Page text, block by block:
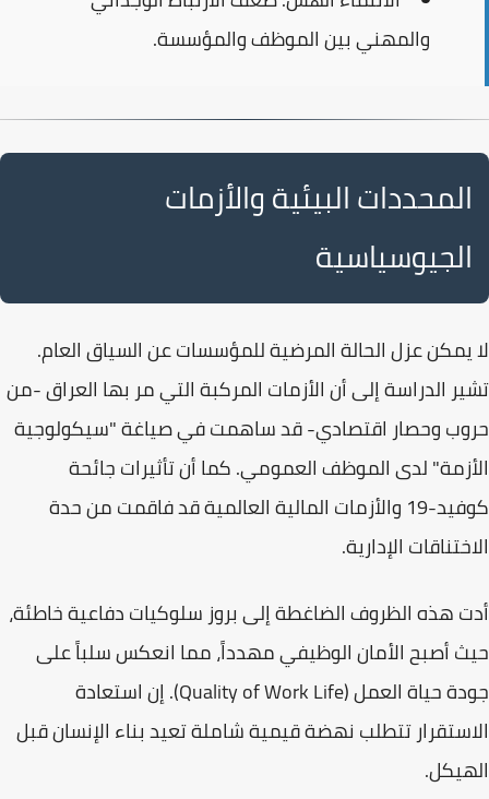
والمهني بين الموظف والمؤسسة.
المحددات البيئية والأزمات
الجيوسياسية
لا يمكن عزل الحالة المرضية للمؤسسات عن السياق العام.
تشير الدراسة إلى أنالأزمات المركبةالتي مر بها العراق -من
حروب وحصار اقتصادي- قد ساهمت في صياغة "سيكولوجية
الأزمة" لدى الموظف العمومي. كما أن تأثيراتجائحة
كوفيد-19
والأزمات المالية العالمية قد فاقمت من حدة
الاختناقات الإدارية.
أدت هذه الظروف الضاغطة إلى بروز سلوكيات دفاعية خاطئة،
حيث أصبح الأمان الوظيفي مهدداً، مما انعكس سلباً على
جودة حياة العمل
(Quality of Work Life). إن استعادة
الاستقرار تتطلب نهضة قيمية شاملة تعيد بناء الإنسان قبل
الهيكل.